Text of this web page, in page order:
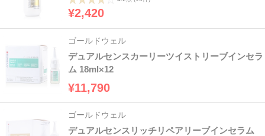
¥2,420
ゴールドウェル
デュアルセンスカーリーツイストリーブインセラ
ム 18ml×12
¥11,790
ゴールドウェル
デュアルセンスリッチリペアリーブインセラム